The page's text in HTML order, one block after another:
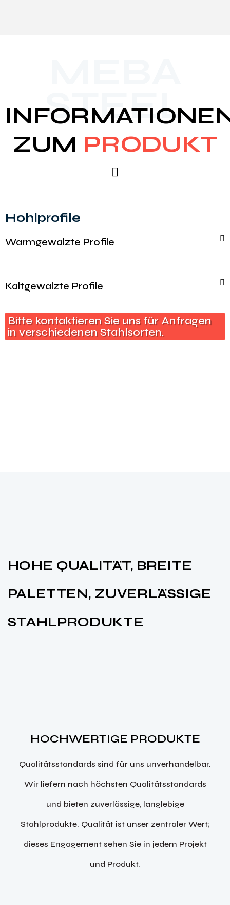
STEEL
ZUM PRODUKT
Hohlprofile
Warmgewalzte Profile
Kaltgewalzte Profile
Bitte kontaktieren Sie uns für Anfragen
in verschiedenen Stahlsorten.
MEBA
STEEL
GMBH
HOHE QUALITÄT, BREITE
PALETTEN, ZUVERLÄSSIGE
STAHLPRODUKTE
HOCHWERTIGE PRODUKTE
Qualitätsstandards sind für uns unverhandelbar.
Wir liefern nach höchsten Qualitätsstandards
und bieten zuverlässige, langlebige
Stahlprodukte. Qualität ist unser zentraler Wert;
dieses Engagement sehen Sie in jedem Projekt
und Produkt.